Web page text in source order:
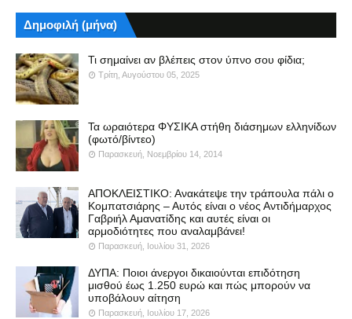
Δημοφιλή (μήνα)
Τι σημαίνει αν βλέπεις στον ύπνο σου φίδια;
Τρίτη, Αυγούστου 05, 2025
Τα ωραιότερα ΦΥΣΙΚΑ στήθη διάσημων ελληνίδων
(φωτό/βίντεο)
Παρασκευή, Νοεμβρίου 14, 2014
ΑΠΟΚΛΕΙΣΤΙΚΟ: Ανακάτεψε την τράπουλα πάλι ο
Κομπατσιάρης – Αυτός είναι ο νέος Αντιδήμαρχος
Γαβριήλ Αμανατίδης και αυτές είναι οι
αρμοδιότητες που αναλαμβάνει!
Παρασκευή, Ιουλίου 31, 2026
ΔΥΠΑ: Ποιοι άνεργοι δικαιούνται επιδότηση
μισθού έως 1.250 ευρώ και πώς μπορούν να
υποβάλουν αίτηση
Παρασκευή, Ιουλίου 17, 2026